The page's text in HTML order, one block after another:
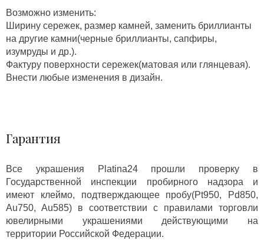
Возможно изменить:
Ширину сережек, размер камней, заменить бриллианты
на другие камни(черные бриллианты, сапфиры,
изумруды и др.).
Фактуру поверхности сережек(матовая или глянцевая).
Внести любые изменения в дизайн.
Гарантия
Все украшения Platina24 прошли проверку в
Государственной инспекции пробирного надзора и
имеют клеймо, подтверждающее пробу(Pt950, Pd850,
Au750, Au585) в соответствии с правилами торговли
ювелирными украшениями действующими на
территории Российской Федерации.